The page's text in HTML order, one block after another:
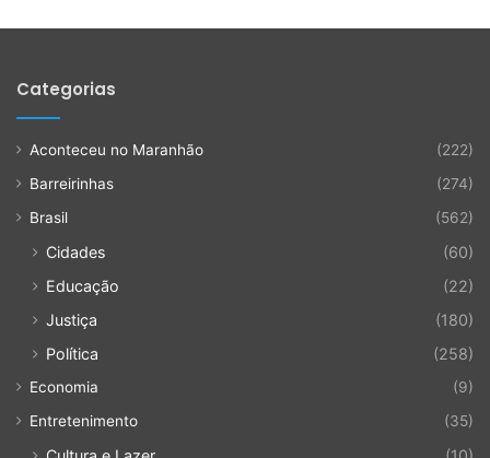
Categorias
Aconteceu no Maranhão
(222)
Barreirinhas
(274)
Brasil
(562)
Cidades
(60)
Educação
(22)
Justiça
(180)
Política
(258)
Economia
(9)
Entretenimento
(35)